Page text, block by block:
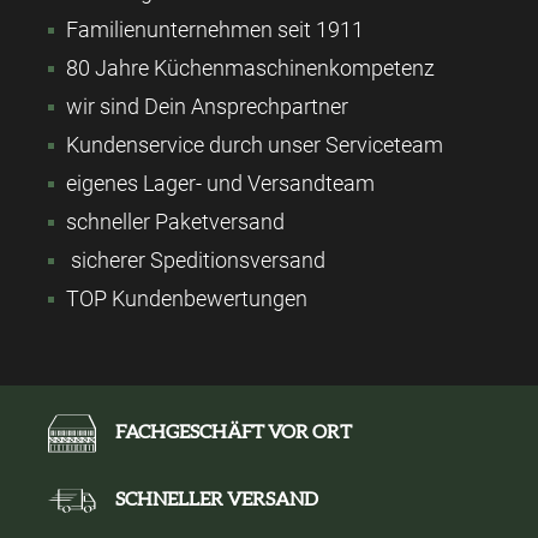
Familienunternehmen seit 1911
80 Jahre Küchenmaschinenkompetenz
wir sind Dein Ansprechpartner
Kundenservice durch unser Serviceteam
eigenes Lager- und Versandteam
schneller Paketversand
sicherer Speditionsversand
TOP Kundenbewertungen
FACHGESCHÄFT VOR ORT
SCHNELLER VERSAND